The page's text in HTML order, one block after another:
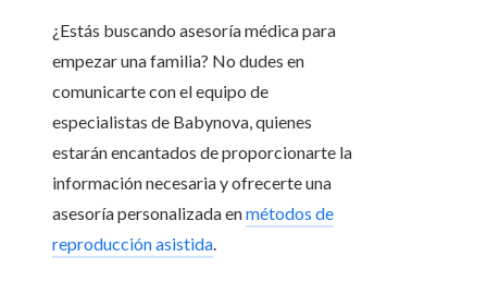
¿Estás buscando asesoría médica para
empezar una familia? No dudes en
comunicarte con el equipo de
especialistas de Babynova, quienes
estarán encantados de proporcionarte la
información necesaria y ofrecerte una
asesoría personalizada enmétodos de
reproducción asistida.